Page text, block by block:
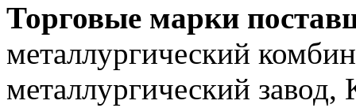
Торговые марки
металлургический
металлургический завод,